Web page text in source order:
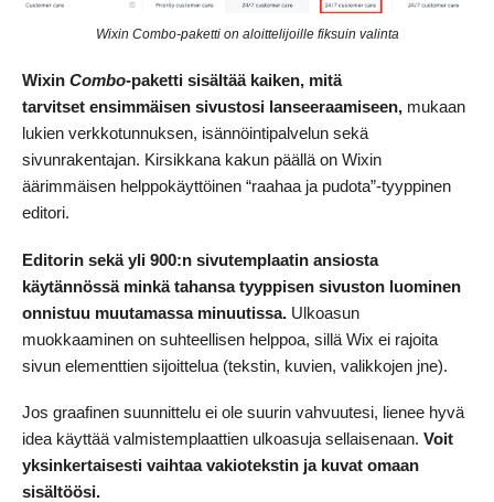
Wixin Combo-paketti on aloittelijoille fiksuin valinta
Wixin Combo-paketti sisältää kaiken, mitä
tarvitset ensimmäisen sivustosi lanseeraamiseen, mukaan
lukien verkkotunnuksen, isännöintipalvelun sekä
sivunrakentajan. Kirsikkana kakun päällä on Wixin
äärimmäisen helppokäyttöinen “raahaa ja pudota”-tyyppinen
editori.
Editorin sekä yli 900:n sivutemplaatin ansiosta
käytännössä minkä tahansa tyyppisen sivuston luominen
onnistuu muutamassa minuutissa. Ulkoasun
muokkaaminen on suhteellisen helppoa, sillä Wix ei rajoita
sivun elementtien sijoittelua (tekstin, kuvien, valikkojen jne).
Jos graafinen suunnittelu ei ole suurin vahvuutesi, lienee hyvä
idea käyttää valmistemplaattien ulkoasuja sellaisenaan. Voit
yksinkertaisesti vaihtaa vakiotekstin ja kuvat omaan
sisältöösi.